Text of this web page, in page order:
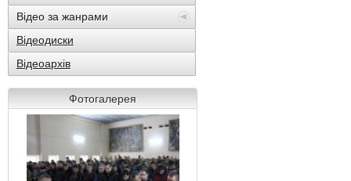
Відео за жанрами
Відеодиски
Відеоархів
Фотогалерея